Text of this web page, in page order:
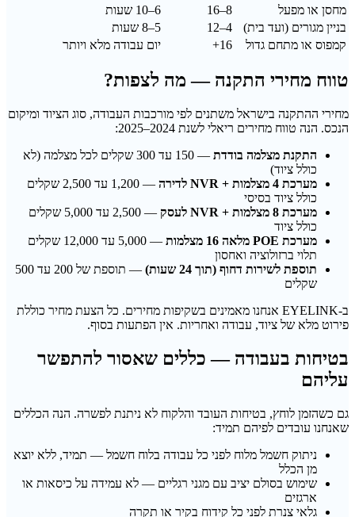
מחסן או מפעל
8–16
6–10 שעות
בניין מגורים (ועד בית)
4–12
5–8 שעות
קמפוס או מתחם גדול
16+ יום עבודה מלא ויותר
טווח מחירי התקנה — מה לצפות?
מחירי ההתקנה בישראל משתנים לפי מורכבות העבודה, סוג הציוד ומיקום
הנכס. הנה טווח מחירים ריאלי לשנת 2024–2025:
התקנת מצלמה בודדת
— 150 עד 300 שקלים לכל מצלמה (לא
כולל ציוד)
מערכת 4 מצלמות + NVR לדירה
— 1,200 עד 2,500 שקלים
כולל ציוד בסיסי
מערכת 8 מצלמות + NVR לעסק
— 2,500 עד 5,000 שקלים
כולל ציוד
מערכת POE מלאה 16 מצלמות
— 5,000 עד 12,000 שקלים
תלוי ברזולוציה ואחסון
תוספת לשירות דחוף (תוך 24 שעות)
— תוספת של 200 עד 500
שקלים
ב-EYELINK אנחנו מאמינים בשקיפות מחירים. כל הצעת מחיר כוללת
פירוט מלא של ציוד, עבודה ואחריות. אין הפתעות בסוף.
בטיחות בעבודה — כללים שאסור להתפשר
עליהם
גם כשהזמן לוחץ, בטיחות העובד והלקוח לא ניתנת לפשרה. הנה הכללים
שאנחנו עובדים לפיהם תמיד:
ניתוק חשמל מלוח לפני כל עבודה בלוח חשמל — תמיד, ללא יוצא
מן הכלל
שימוש בסולם יציב עם מגני רגליים — לא עמידה על כיסאות או
ארגזים
גלאי צנרת לפני כל קידוח בקיר או תקרה